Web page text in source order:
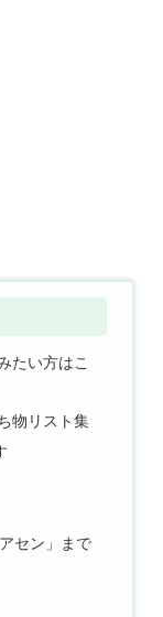
たい方はこ
物リスト集
セン」まで